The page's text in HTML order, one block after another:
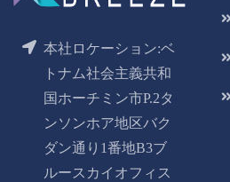
本社ロケーション:ベ
トナム社会主義共和
国ホーチミン市P.2タ
ンソンホア地区バク
ダン通り1番地B3ブ
ルースカイオフィス